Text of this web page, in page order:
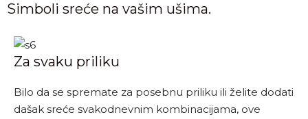
Simboli sreće na vašim ušima.
Za svaku priliku
Bilo da se spremate za posebnu priliku ili želite dodati
dašak sreće svakodnevnim kombinacijama, ove